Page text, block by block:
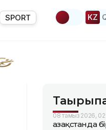
SPORT KZ
08 тамыз 2026,
Қазақстанда